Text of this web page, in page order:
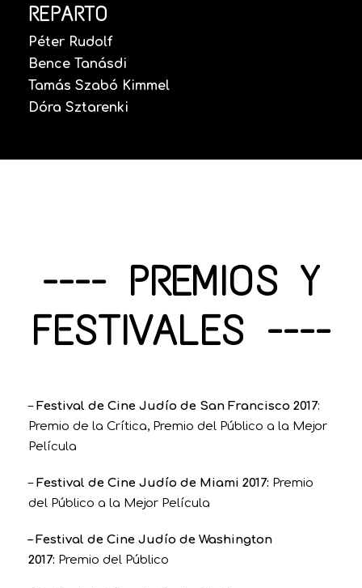
REPARTO
Péter Rudolf
Bence Tanásdi
Tamás Szabó Kimmel
Dóra Sztarenki
---- PREMIOS Y
FESTIVALES ----
–Festival de Cine Judío de San Francisco 2017:
Premio de la Crítica, Premio del Público a la Mejor
Película
–Festival de Cine Judío de Miami 2017: Premio
del Público a la Mejor Película
– Festival de Cine Judío de Washington
2017: Premio del Público